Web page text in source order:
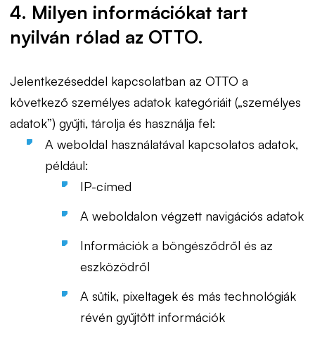
4. Milyen információkat tart
nyilván rólad az OTTO.
Jelentkezéseddel kapcsolatban az OTTO a
következő személyes adatok kategóriáit („személyes
adatok”) gyűjti, tárolja és használja fel:
A weboldal használatával kapcsolatos adatok,
például:
IP-címed
A weboldalon végzett navigációs adatok
Információk a böngésződről és az
eszközödről
A sütik, pixeltagek és más technológiák
révén gyűjtött információk